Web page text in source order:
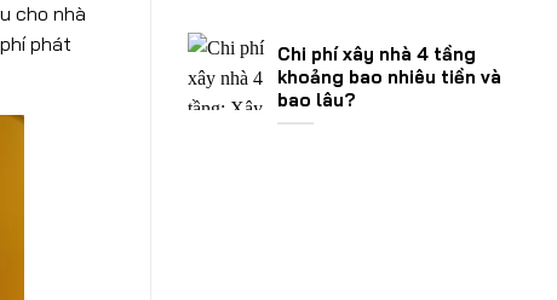
cho nhà
phát
Chi phí xây nhà 4 tầng
khoảng bao nhiêu tiền và
bao lâu?